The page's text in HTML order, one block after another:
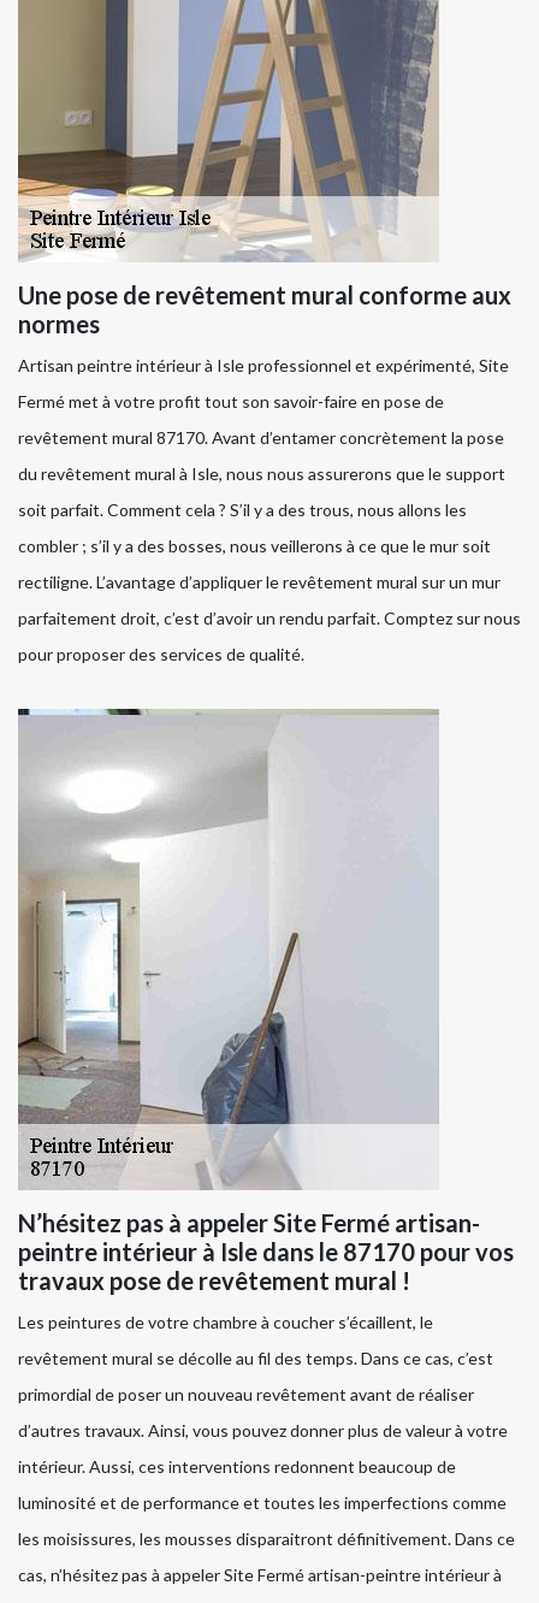
Une pose de revêtement mural conforme aux
normes
Artisan peintre intérieur à Isle professionnel et expérimenté, Site
Fermé met à votre profit tout son savoir-faire en pose de
revêtement mural 87170. Avant d’entamer concrètement la pose
du revêtement mural à Isle, nous nous assurerons que le support
soit parfait. Comment cela ? S’il y a des trous, nous allons les
combler ; s’il y a des bosses, nous veillerons à ce que le mur soit
rectiligne. L’avantage d’appliquer le revêtement mural sur un mur
parfaitement droit, c’est d’avoir un rendu parfait. Comptez sur nous
pour proposer des services de qualité.
N’hésitez pas à appeler Site Fermé artisan-
peintre intérieur à Isle dans le 87170 pour vos
travaux pose de revêtement mural !
Les peintures de votre chambre à coucher s’écaillent, le
revêtement mural se décolle au fil des temps. Dans ce cas, c’est
primordial de poser un nouveau revêtement avant de réaliser
d’autres travaux. Ainsi, vous pouvez donner plus de valeur à votre
intérieur. Aussi, ces interventions redonnent beaucoup de
luminosité et de performance et toutes les imperfections comme
les moisissures, les mousses disparaitront définitivement. Dans ce
cas, n’hésitez pas à appeler Site Fermé artisan-peintre intérieur à